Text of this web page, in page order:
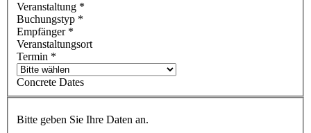
Veranstaltung *
Buchungstyp *
Empfänger *
Veranstaltungsort
Termin *
Concrete Dates
Bitte geben Sie Ihre Daten an.